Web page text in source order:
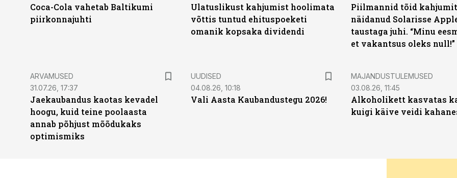
Coca-Cola vahetab Baltikumi
piirkonnajuhti
Ulatuslikust kahjumist hoolimata
võttis tuntud ehituspoeketi
omanik kopsaka dividendi
Piilmannid tõid kahjumit
näidanud Solarisse
taustaga juhi. “Minu
et vakantsus oleks null!”
ARVAMUSED
31.07.26, 17:37
Jaekaubandus kaotas kevadel
hoogu, kuid teine poolaasta
annab põhjust mõõdukaks
optimismiks
UUDISED
04.08.26, 10:18
Vali Aasta Kaubandustegu 2026!
MAJANDUSTULEMUSED
03.08.26, 11:45
Alkoholikett kasvatas
kuigi käive veidi